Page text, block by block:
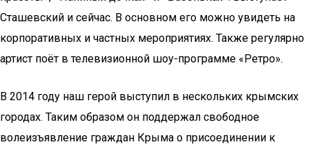
Сташевский и сейчас. В основном его можно увидеть на
корпоративных и частных мероприятиях. Также регулярно
артист поёт в телевизионной шоу-программе «Ретро».
В 2014 году наш герой выступил в нескольких крымских
городах. Таким образом он поддержал свободное
волеизъявление граждан Крыма о присоединении к